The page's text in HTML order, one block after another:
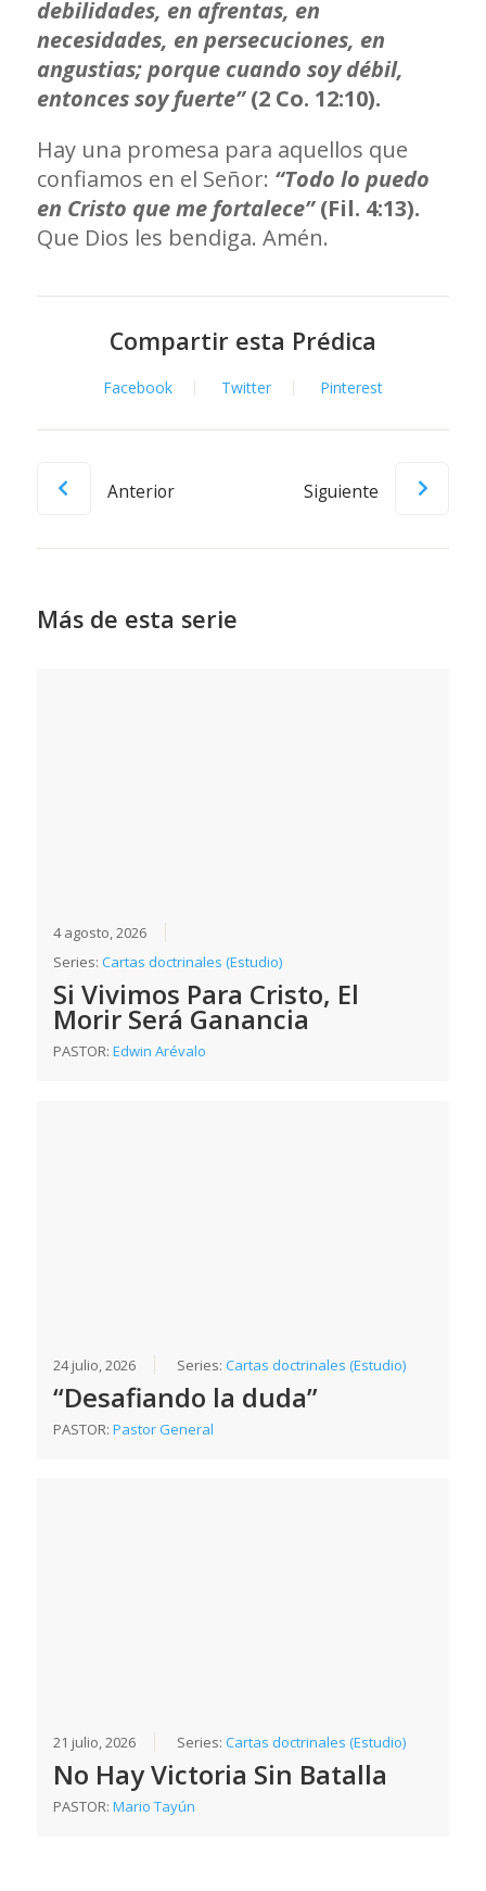
debilidades, en afrentas, en
necesidades, en persecuciones, en
angustias; porque cuando soy débil,
entonces soy fuerte”(2 Co. 12:10).
Hay una promesa para aquellos que
confiamos en el Señor: “Todo lo puedo
en Cristo que me fortalece”(Fil. 4:13).
Que Dios les bendiga. Amén.
Compartir esta Prédica
Facebook Twitter Pinterest
Anterior Siguiente
Más de esta serie
4 agosto, 2026
Series:Cartas doctrinales (Estudio)
Si Vivimos Para Cristo, El
Morir Será Ganancia
PASTOR:Edwin Arévalo
24 julio, 2026 Series:Cartas doctrinales (Estudio)
“Desafiando la duda”
PASTOR:Pastor General
21 julio, 2026 Series:Cartas doctrinales (Estudio)
No Hay Victoria Sin Batalla
PASTOR:Mario Tayún